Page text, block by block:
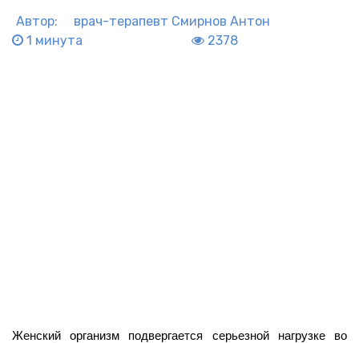
Автор: врач-терапевт Смирнов Антон
1 минута
2378
Женский организм подвергается серьезной нагрузке во